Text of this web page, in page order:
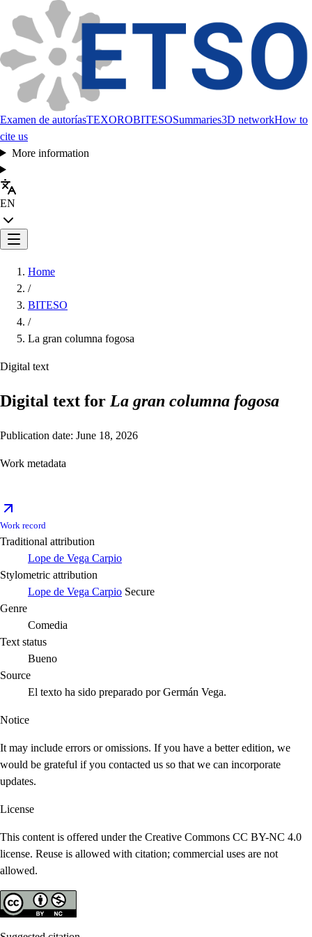
Examen de autoríasTEXOROBITESOSummaries3D networkHow to
cite us
More information
EN
Home
/
BITESO
/
La gran columna fogosa
Digital text
Digital text for La gran columna fogosa
Publication date: June 18, 2026
Work metadata
Work record
Traditional attribution
Lope de Vega Carpio
Stylometric attribution
Lope de Vega Carpio Secure
Genre
Comedia
Text status
Bueno
Source
El texto ha sido preparado por Germán Vega.
Notice
It may include errors or omissions. If you have a better edition, we
would be grateful if you contacted us so that we can incorporate
updates.
License
This content is offered under the Creative Commons CC BY-NC 4.0
license. Reuse is allowed with citation; commercial uses are not
allowed.